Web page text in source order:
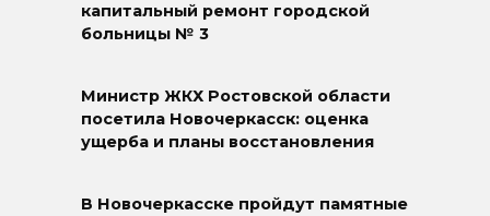
капитальный ремонт городской
больницы № 3
Министр ЖКХ Ростовской области
посетила Новочеркасск: оценка
ущерба и планы восстановления
В Новочеркасске пройдут памятные